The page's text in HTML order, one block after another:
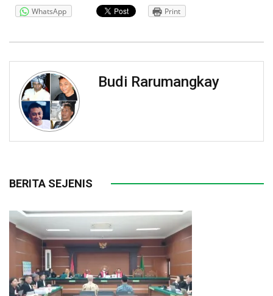
WhatsApp Print
Budi Rarumangkay
BERITA SEJENIS